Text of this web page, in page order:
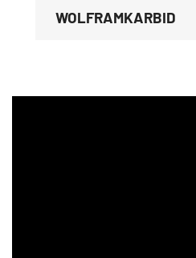
WOLFRAMKARBID